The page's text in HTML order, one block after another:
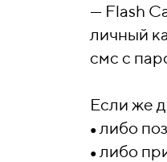
— Flash
личный
смс с
Если же
●либо
●либо